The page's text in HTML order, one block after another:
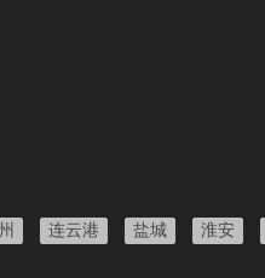
连云港 盐城 淮安